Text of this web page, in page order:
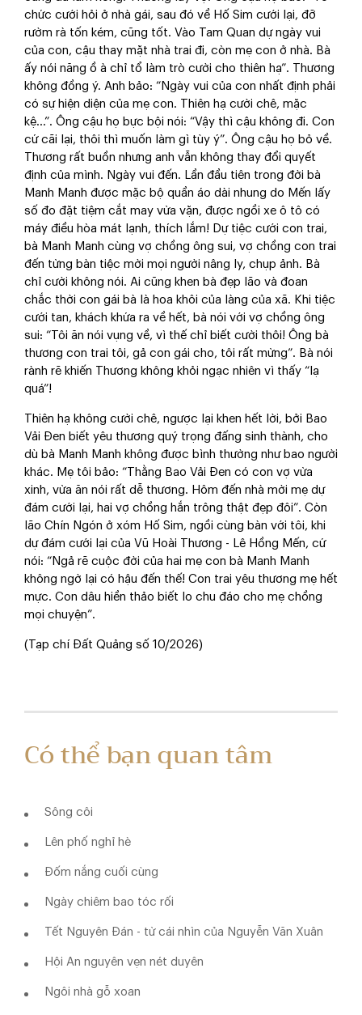
chức cưới hỏi ở nhà gái, sau đó về Hố Sim cưới lại, đỡ
rườm rà tốn kém, cũng tốt. Vào Tam Quan dự ngày vui
của con, cậu thay mặt nhà trai đi, còn mẹ con ở nhà. Bà
ấy nói năng ồ à chỉ tổ làm trò cười cho thiên hạ”. Thương
không đồng ý. Anh bảo: “Ngày vui của con nhất định phải
có sự hiện diện của mẹ con. Thiên hạ cười chê, mặc
kệ…”. Ông cậu họ bực bội nói: “Vậy thì cậu không đi. Con
cứ cãi lại, thôi thì muốn làm gì tùy ý”. Ông cậu họ bỏ về.
Thương rất buồn nhưng anh vẫn không thay đổi quyết
định của mình. Ngày vui đến. Lần đầu tiên trong đời bà
Manh Manh được mặc bộ quần áo dài nhung do Mến lấy
số đo đặt tiệm cắt may vừa vặn, được ngồi xe ô tô có
máy điều hòa mát lạnh, thích lắm! Dự tiệc cưới con trai,
bà Manh Manh cùng vợ chồng ông sui, vợ chồng con trai
đến từng bàn tiệc mời mọi người nâng ly, chụp ảnh. Bà
chỉ cười không nói. Ai cũng khen bà đẹp lão và đoan
chắc thời con gái bà là hoa khôi của làng của xã. Khi tiệc
cưới tan, khách khứa ra về hết, bà nói với vợ chồng ông
sui: “Tôi ăn nói vụng về, vì thế chỉ biết cười thôi! Ông bà
thương con trai tôi, gả con gái cho, tôi rất mừng”. Bà nói
rành rẽ khiến Thương không khỏi ngạc nhiên vì thấy “lạ
quá”!
Thiên hạ không cười chê, ngược lại khen hết lời, bởi Bao
Vải Đen biết yêu thương quý trọng đấng sinh thành, cho
dù bà Manh Manh không được bình thường như bao người
khác. Mẹ tôi bảo: “Thằng Bao Vải Đen có con vợ vừa
xinh, vừa ăn nói rất dễ thương. Hôm đến nhà mời mẹ dự
đám cưới lại, hai vợ chồng hắn trông thật đẹp đôi”. Còn
lão Chín Ngón ở xóm Hố Sim, ngồi cùng bàn với tôi, khi
dự đám cưới lại của Vũ Hoài Thương - Lê Hồng Mến, cứ
nói: “Ngả rẽ cuộc đời của hai mẹ con bà Manh Manh
không ngờ lại có hậu đến thế! Con trai yêu thương mẹ hết
mực. Con dâu hiền thảo biết lo chu đáo cho mẹ chồng
mọi chuyện”.
(Tạp chí Đất Quảng số 10/2026)
Có thể bạn quan tâm
Sông côi
Lên phố nghỉ hè
Đốm nắng cuối cùng
Ngày chiêm bao tóc rối
Tết Nguyên Đán - từ cái nhìn của Nguyễn Văn Xuân
Hội An nguyên vẹn nét duyên
Ngôi nhà gỗ xoan